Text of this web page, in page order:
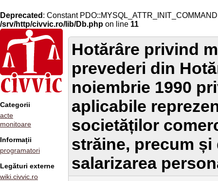
Deprecated : Constant
/srv/http/civvic.ro/lib/Db.php on line 11
Categorii
acte
monitoare
Informații
programatori
Legături externe
wiki.civvic.ro
Hotărâre privind
prevederi din
noiembrie 1990
aplicabile
societăților
străine, precum
salarizarea